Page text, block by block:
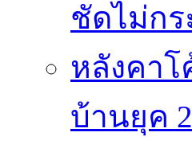
ชัดไม่กร
หลังคาโ
บ้านยุค